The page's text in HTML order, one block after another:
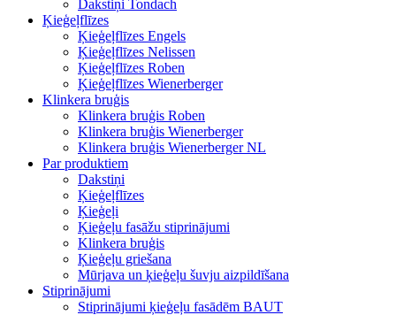
Dakstiņi Tondach
Ķieģeļflīzes
Ķieģeļflīzes Engels
Ķieģeļflīzes Nelissen
Ķieģeļflīzes Roben
Ķieģeļflīzes Wienerberger
Klinkera bruģis
Klinkera bruģis Roben
Klinkera bruģis Wienerberger
Klinkera bruģis Wienerberger NL
Par produktiem
Dakstiņi
Ķieģeļflīzes
Ķieģeļi
Ķieģeļu fasāžu stiprinājumi
Klinkera bruģis
Ķieģeļu griešana
Mūrjava un ķieģeļu šuvju aizpildīšana
Stiprinājumi
Stiprinājumi ķieģeļu fasādēm BAUT